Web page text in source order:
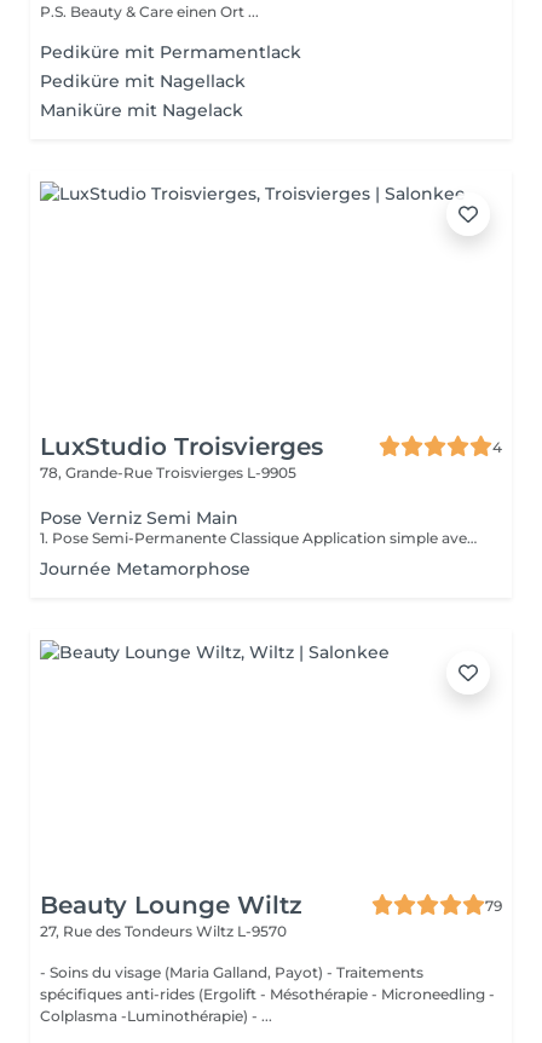
P.S. Beauty & Care einen Ort ...
Pediküre mit Permamentlack
Pediküre mit Nagellack
Maniküre mit Nagelack
LuxStudio Troisvierges
4
78, Grande-Rue Troisvierges L-9905
Pose Verniz Semi Main
1. Pose Semi-Permanente Classique Application simple avec une fine couche de base. Idéale pour celles qui souhaitent de la couleur, de la brillance et un léger renfort. Tenue moyenne 2 semaines. 2. Pose Semi + Renfort Combinaison d'une base classique avec une couche de renfort. Offre une meilleure résistance que le semi-permanent classique, parfaite pour les ongles naturels. Moyenne Tenue de 2 à 3 semaines. 3. Pose Semi + Fiber Ultra Base classique combinée à un gel enrichi en fibres, idéale pour les ongles fragiles ou nécessitant un renforcement supplémentaire. Tenue Moyenne 3 à 4 semaines.
Journée Metamorphose
Beauty Lounge Wiltz
79
27, Rue des Tondeurs Wiltz L-9570
- Soins du visage (Maria Galland, Payot) - Traitements
spécifiques anti-rides (Ergolift - Mésothérapie - Microneedling -
Colplasma -Luminothérapie) - ...